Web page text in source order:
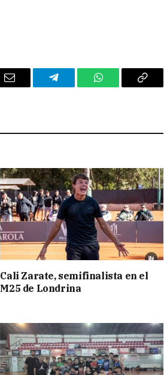
Email Telegram WhatsAppCopy
Cali Zarate, semifinalista en el
M25 de Londrina